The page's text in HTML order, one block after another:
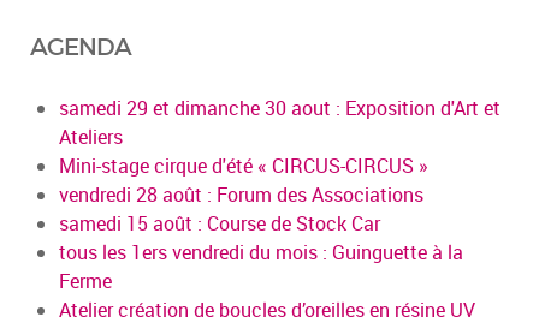
AGENDA
samedi 29 et dimanche 30 aout : Exposition d'Art et
Ateliers
Mini-stage cirque d'été « CIRCUS-CIRCUS »
vendredi 28 août : Forum des Associations
samedi 15 août : Course de Stock Car
tous les 1ers vendredi du mois : Guinguette à la
Ferme
Atelier création de boucles d’oreilles en résine UV